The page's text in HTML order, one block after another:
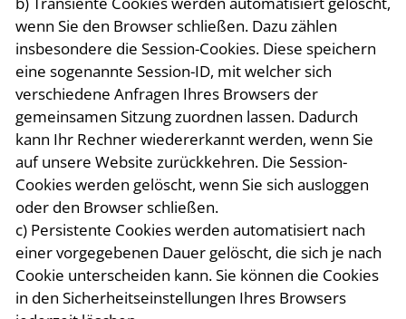
wenn Sie den Browser schließen. Dazu zählen
insbesondere die Session-Cookies. Diese speichern
eine sogenannte Session-ID, mit welcher sich
verschiedene Anfragen Ihres Browsers der
gemeinsamen Sitzung zuordnen lassen. Dadurch
kann Ihr Rechner wiedererkannt werden, wenn Sie
auf unsere Website zurückkehren. Die Session-
Cookies werden gelöscht, wenn Sie sich ausloggen
oder den Browser schließen.
c) Persistente Cookies werden automatisiert nach
einer vorgegebenen Dauer gelöscht, die sich je nach
Cookie unterscheiden kann. Sie können die Cookies
in den Sicherheitseinstellungen Ihres Browsers